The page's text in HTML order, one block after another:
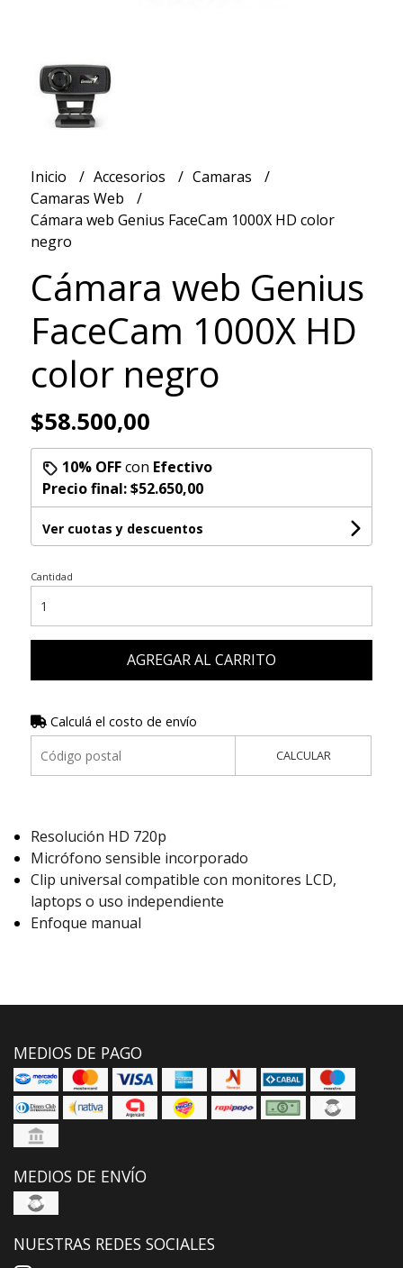
Inicio Accesorios
Camaras
Camaras Web
Cámara web Genius FaceCam 1000X HD color
negro
Cámara web Genius
FaceCam 1000X HD
color negro
$58.500,00
10% OFFcon Efectivo
Precio final:$52.650,00
Ver cuotas y descuentos
Cantidad
AGREGAR AL CARRITO
Calculá el costo de envío
CALCULAR
Resolución HD 720p
Micrófono sensible incorporado
Clip universal compatible con monitores LCD,
laptops o uso independiente
Enfoque manual
MEDIOS DE PAGO
MEDIOS DE ENVÍO
NUESTRAS REDES SOCIALES